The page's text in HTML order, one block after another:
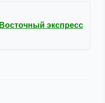
Восточный экспресс